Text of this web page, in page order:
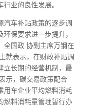
业的良性发展。
汽车补贴政策的逐步调
保要求进一步提升，
全国政 协副主席万钢在
就表示，在财政补贴调
立长期的经营机制，最
示，碳交易政策配合
用车企业平均燃料消耗
燃料消耗量管理暂行办